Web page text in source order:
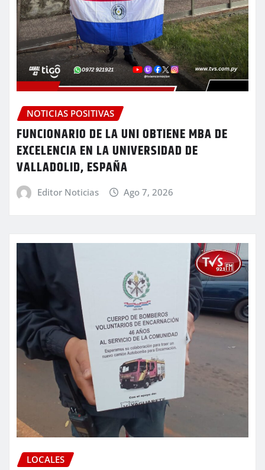
NOTICIAS POSITIVAS
FUNCIONARIO DE LA UNI OBTIENE MBA DE
EXCELENCIA EN LA UNIVERSIDAD DE
VALLADOLID, ESPAÑA
Editor Noticias Ago 7, 2026
LOCALES